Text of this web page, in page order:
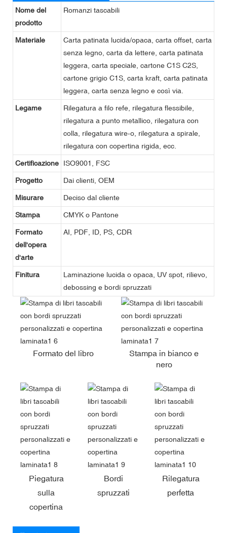
Nome del
prodotto
Romanzi tascabili
Materiale
Carta patinata lucida/opaca, carta offset, carta
senza legno, carta da lettere, carta patinata
leggera, carta speciale, cartone C1S C2S,
cartone grigio C1S, carta kraft, carta patinata
leggera, carta senza legno e così via.
Legame
Rilegatura a filo refe, rilegatura flessibile,
rilegatura a punto metallico, rilegatura con
colla, rilegatura wire-o, rilegatura a spirale,
rilegatura con copertina rigida, ecc.
Certificazione ISO9001, FSC
Progetto Dai clienti, OEM
Misurare Deciso dal cliente
Stampa CMYK o Pantone
Formato
dell'opera
d'arte
AI, PDF, ID, PS, CDR
Finitura
Laminazione lucida o opaca, UV spot, rilievo,
debossing e bordi spruzzati
Formato del libro
Stampa in bianco e
nero
Piegatura
sulla
copertina
Bordi
spruzzati
Rilegatura
perfetta